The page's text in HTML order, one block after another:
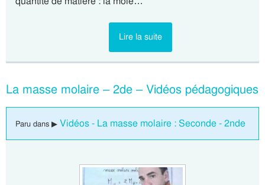
Lire la suite
La masse molaire – 2de – Vidéos pédagogiques
Paru dans ▶ Vidéos - La masse molaire : Seconde - 2nde